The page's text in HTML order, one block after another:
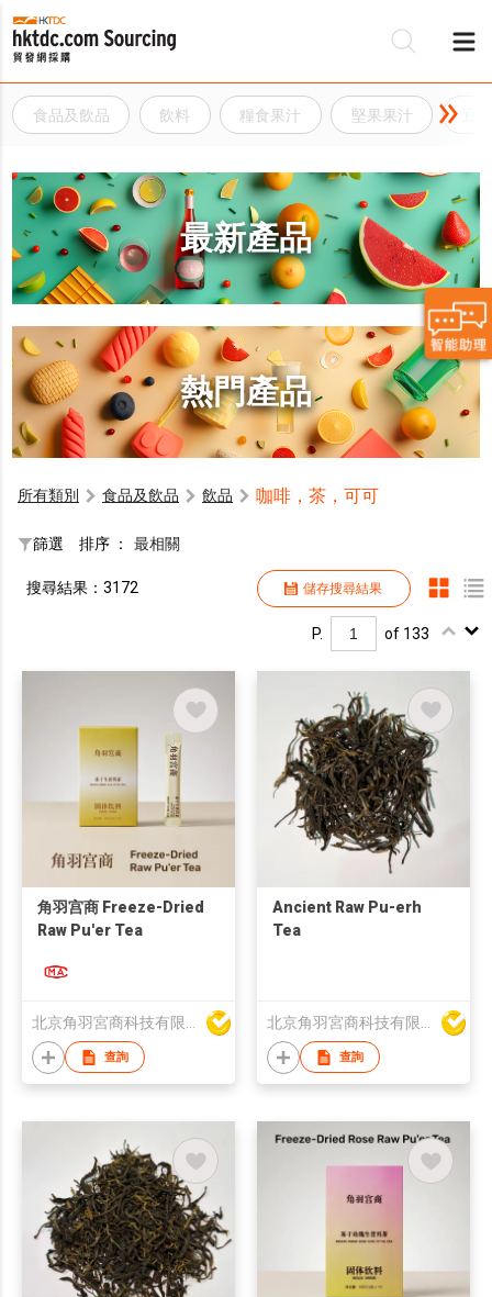
食品及飲品 飲料 糧食果汁 堅果果汁
最新產品
熱門產品
所有類別 食品及飲品 飲品 咖啡，茶，可可
篩選 排序 ： 最相關
儲存搜尋結果
搜尋結果：3172
P. of 133
角羽宫商 Freeze-Dried
Raw Pu'er Tea
北京角羽宮商科技有限公司
查詢
Ancient Raw Pu-erh
Tea
北京角羽宮商科技有限公司
查詢